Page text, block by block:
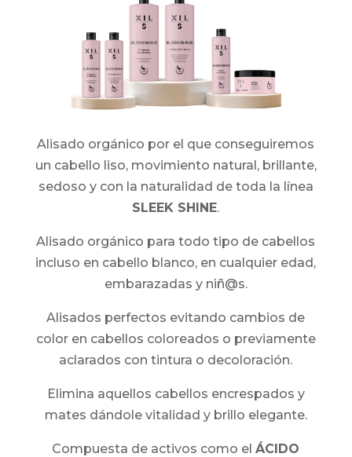
Alisado orgánico por el que conseguiremos
un cabello liso, movimiento natural, brillante,
sedoso y con la naturalidad de toda la línea
SLEEK SHINE.
Alisado orgánico para todo tipo de cabellos
incluso en cabello blanco, en cualquier edad,
embarazadas y niñ@s.
Alisados perfectos evitando cambios de
color en cabellos coloreados o previamente
aclarados con tintura o decoloración.
Elimina aquellos cabellos encrespados y
mates dándole vitalidad y brillo elegante.
Compuesta de activos como elÁCIDO